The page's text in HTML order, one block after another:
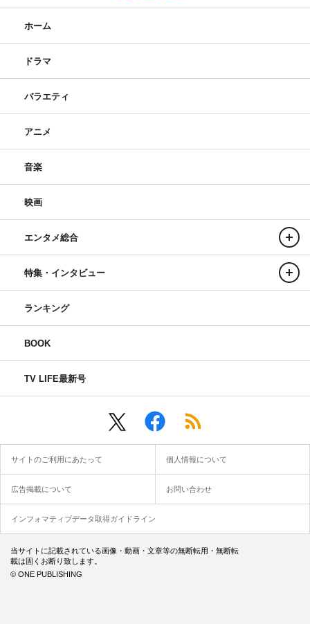
ホーム
ドラマ
バラエティ
アニメ
音楽
映画
エンタメ総合
特集・インタビュー
ランキング
BOOK
TV LIFE最新号
サイトのご利用にあたって 個人情報について
広告掲載について お問い合わせ
インフォマティブデータ取得ガイドライン
当サイトに記載されている画像・動画・文章等の無断転用・無断転
載は固くお断り致します。
© ONE PUBLISHING